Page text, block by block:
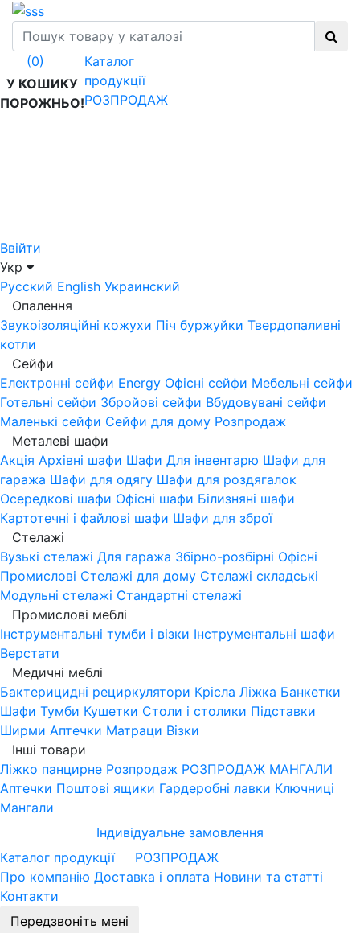
(0)
У КОШИКУ
ПОРОЖНЬО!
Каталог
продукції
РОЗПРОДАЖ
Ввійти
Укр
Русский English Украинский
Опалення
Звукоізоляційні кожухи Піч буржуйки Твердопаливні
котли
Сейфи
Електронні сейфи Energy Офісні сейфи Мебельні сейфи
Готельні сейфи Збройові сейфи Вбудовувані сейфи
Маленькі сейфи Сейфи для дому Розпродаж
Металеві шафи
Акція Архівні шафи Шафи Для інвентарю Шафи для
гаража Шафи для одягу Шафи для роздягалок
Осередкові шафи Офісні шафи Білизняні шафи
Картотечні і файлові шафи Шафи для зброї
Стелажі
Вузькі стелажі Для гаража Збірно-розбірні Офісні
Промислові Стелажі для дому Стелажі складські
Модульні стелажі Стандартні стелажі
Промислові меблі
Інструментальні тумби і візки Інструментальні шафи
Верстати
Медичні меблі
Бактерицидні рециркулятори Крісла Ліжка Банкетки
Шафи Тумби Кушетки Столи і столики Підставки
Ширми Аптечки Матраци Візки
Інші товари
Ліжко панцирне Розпродаж РОЗПРОДАЖ МАНГАЛИ
Аптечки Поштові ящики Гардеробні лавки Ключниці
Мангали
Індивідуальне замовлення
Каталог продукції
РОЗПРОДАЖ
Про компанію Доставка і оплата Новини та статті
Контакти
Передзвоніть мені